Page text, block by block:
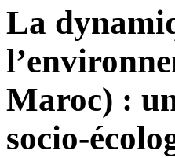
La
Maroc) :
socio-